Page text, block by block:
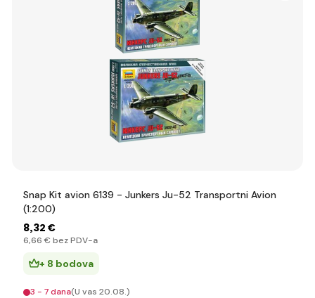
Snap Kit avion 6139 - Junkers Ju-52 Transportni Avion
(1:200)
8,32 €
6,66 € bez PDV-a
+ 8 bodova
3 - 7 dana(U vas 20.08.)